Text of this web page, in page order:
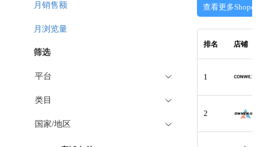
查看更多Shopee店
排名 店铺
1
2
月销售额
月浏览量
筛选
平台
类目
国家/地区